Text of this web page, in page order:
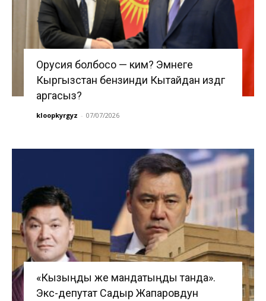
Орусия болбосо — ким? Эмнеге
Кыргызстан бензинди Кытайдан издөөгө
аргасыз?
kloopkyrgyz - 07/07/2026
«Кызыңды же мандатыңды танда».
Экс-депутат Садыр Жапаровдун